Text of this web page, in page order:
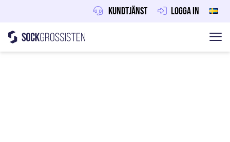
Kundtjänst Logga in
Hoppa till innehåll
Sockgrossisten